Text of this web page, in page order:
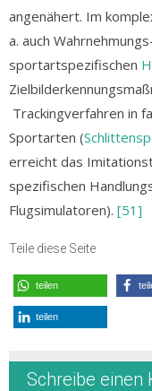
angenähert. Im
a. auch
sportartspezifischen
Trackingverfahren in
Sportarten (
erreicht das
spezifischen
Flugsimulatoren). [51]
Teile diese Seite
teilen
teilen
Schreibe einen